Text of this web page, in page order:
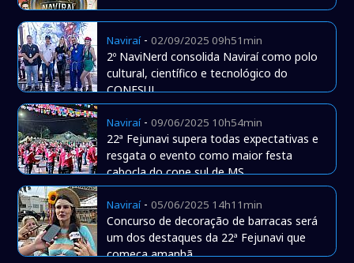
Naviraí-02/09/2025 09h51min
2º NaviNerd consolida Naviraí como polo
cultural, científico e tecnológico do
CONESUL
Naviraí-09/06/2025 10h54min
22ª Fejunavi supera todas expectativas e
resgata o evento como maior festa
cabocla do cone sul de MS
Naviraí-05/06/2025 14h11min
Concurso de decoração de barracas será
um dos destaques da 22ª Fejunavi que
começa amanhã